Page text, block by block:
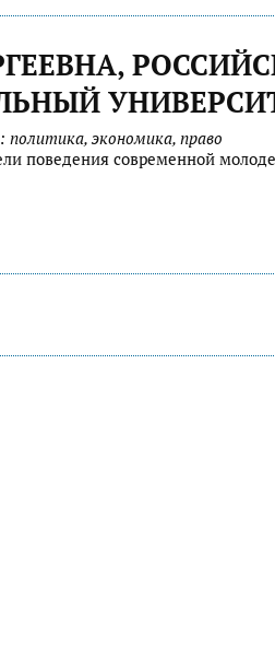
политика, экономика, право
поведения современной